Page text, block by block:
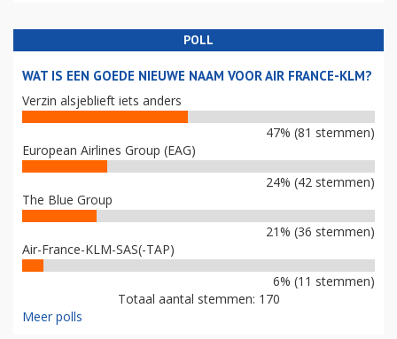
POLL
WAT IS EEN GOEDE NIEUWE NAAM VOOR AIR FRANCE-KLM?
Verzin alsjeblieft iets anders
47% (81 stemmen)
European Airlines Group (EAG)
24% (42 stemmen)
The Blue Group
21% (36 stemmen)
Air-France-KLM-SAS(-TAP)
6% (11 stemmen)
Totaal aantal stemmen: 170
Meer polls